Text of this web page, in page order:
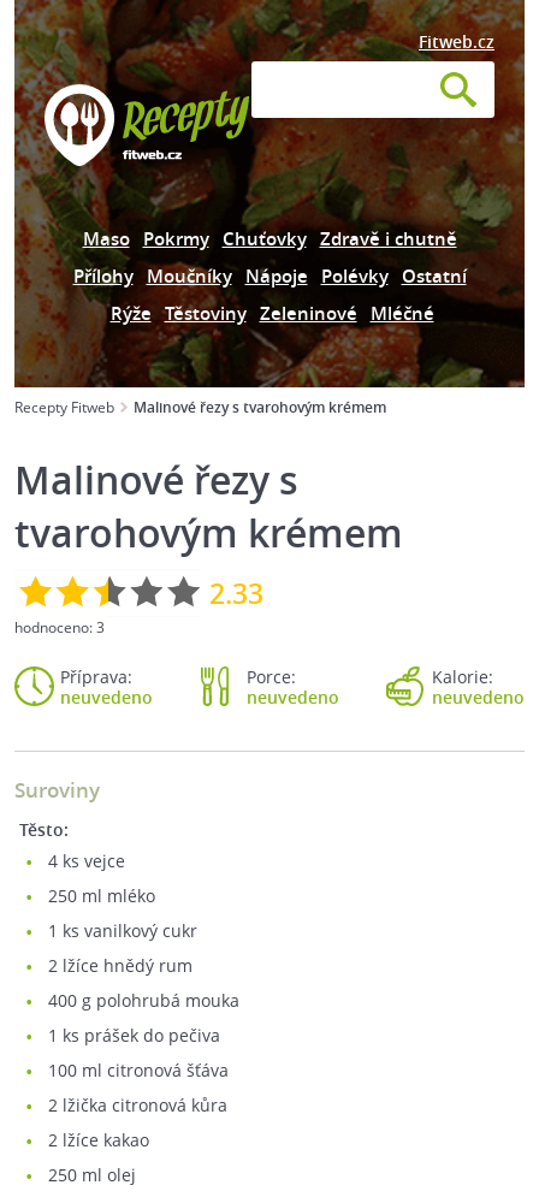
Fitweb.cz
Maso Pokrmy Chuťovky Zdravě i chutně
Přílohy Moučníky Nápoje Polévky Ostatní
Rýže Těstoviny Zeleninové Mléčné
Recepty Fitweb Malinové řezy s tvarohovým krémem
Malinové řezy s
tvarohovým krémem
2.33
hodnoceno:3
Příprava:
neuvedeno
Porce:
neuvedeno
Kalorie:
neuvedeno
Suroviny
Těsto:
4 ks vejce
250 ml mléko
1 ks vanilkový cukr
2 lžíce hnědý rum
400 g polohrubá mouka
1 ks prášek do pečiva
100 ml citronová šťáva
2 lžička citronová kůra
2 lžíce kakao
250 ml olej